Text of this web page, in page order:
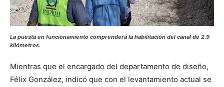
La puesta en funcionamiento comprenderá la habilitación del canal de 2.9
kilómetros.
Mientras que el encargado del departamento de diseño,
Félix González, indicó que con el levantamiento actual se